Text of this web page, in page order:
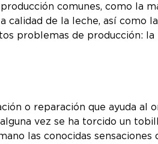
comunes, como la
de la leche, así como
problemas de producción:
o reparación que ayuda al
vez se ha torcido un
las conocidas sensaciones